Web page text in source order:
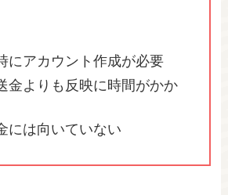
にアカウント作成が必要
金よりも反映に時間がかか
には向いていない